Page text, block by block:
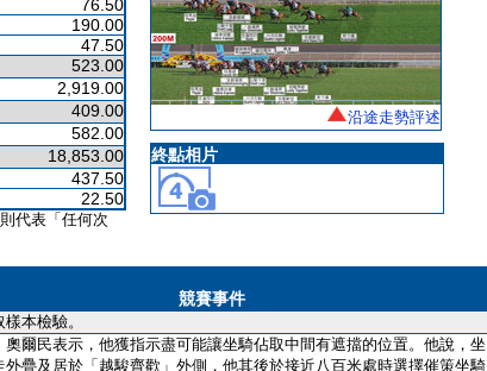
76.50
190.00
47.50
523.00
2,919.00
409.00
582.00
18,853.00
437.50
22.50
代表「任何次
沿途走勢評述
終點相片
競賽事件
本檢驗。
奧爾民表示，他獲指示盡可能讓坐騎佔取中間有遮擋的位置。他說，坐
外疊及居於「越駿齊歡」外側，他其後於接近八百米處時選擇催策坐騎